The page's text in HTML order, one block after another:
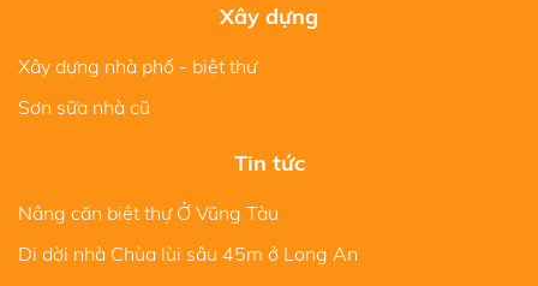
Xây dựng
Xây dựng nhà phố - biệt thư
Sơn sữa nhà cũ
Tin tức
Nâng căn biệt thự Ở Vũng Tàu
Di dời nhà Chùa lùi sâu 45m ở Long An